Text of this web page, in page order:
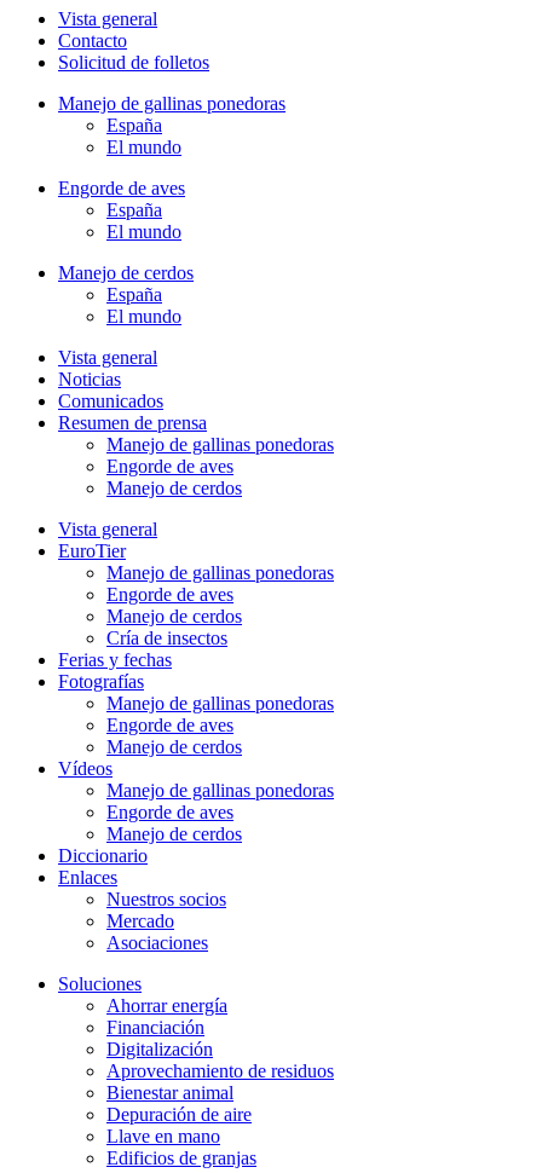
Vista general
Contacto
Solicitud de folletos
Manejo de gallinas ponedoras
España
El mundo
Engorde de aves
España
El mundo
Manejo de cerdos
España
El mundo
Vista general
Noticias
Comunicados
Resumen de prensa
Manejo de gallinas ponedoras
Engorde de aves
Manejo de cerdos
Vista general
EuroTier
Manejo de gallinas ponedoras
Engorde de aves
Manejo de cerdos
Cría de insectos
Ferias y fechas
Fotografías
Manejo de gallinas ponedoras
Engorde de aves
Manejo de cerdos
Vídeos
Manejo de gallinas ponedoras
Engorde de aves
Manejo de cerdos
Diccionario
Enlaces
Nuestros socios
Mercado
Asociaciones
Soluciones
Ahorrar energía
Financiación
Digitalización
Aprovechamiento de residuos
Bienestar animal
Depuración de aire
Llave en mano
Edificios de granjas